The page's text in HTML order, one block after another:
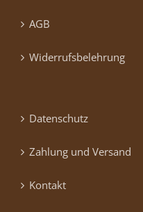
AGB
Widerrufsbelehrung
Datenschutz
Zahlung und Versand
Kontakt